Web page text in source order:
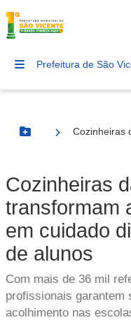
Prefeitura de São
Botão Menu
Cozinheiras
Cozinheiras
transformam
em cuidado
de alunos
Com mais de 36 mil
profissionais garantem
acolhimento nas